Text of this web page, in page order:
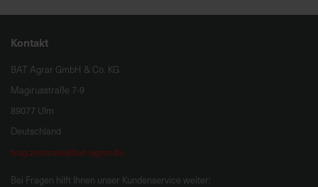
Kontakt
BAT Agrar GmbH & Co. KG
Magirusstraße 7-9
89077 Ulm
Deutschland
hug.zentrale@bat-agrar.de
Bei Fragen hilft Ihnen unser Kundenservice weiter: